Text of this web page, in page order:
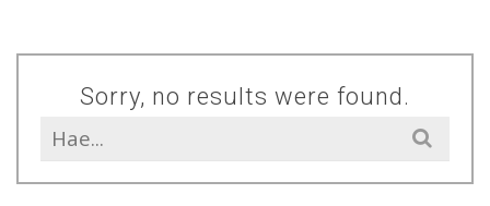
Sorry, no results were found.
Search
for: